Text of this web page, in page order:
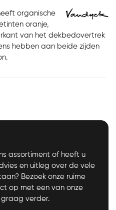
organische
oranje,
van het dekbedovertrek
hebben aan beide zijden
assortiment of heeft u
en uitleg over de vele
Bezoek onze ruime
op met een van onze
graag verder.